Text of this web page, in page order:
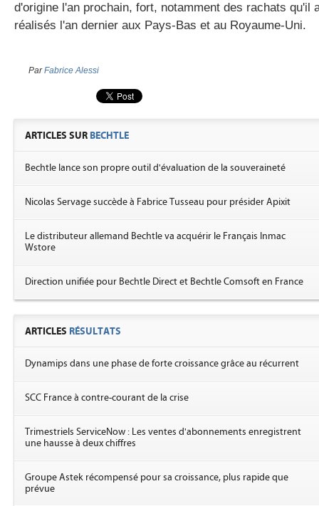
d'origine l'an prochain, fort, notamment des rachats qu'il
réalisés l'an dernier aux Pays-Bas et au Royaume-Uni.
ParFabrice Alessi
ARTICLES SUR BECHTLE
Bechtle lance son propre outil d'évaluation de la souveraineté
Nicolas Servage succède à Fabrice Tusseau pour présider Apixit
Le distributeur allemand Bechtle va acquérir le Français Inmac
Wstore
Direction unifiée pour Bechtle Direct et Bechtle Comsoft en France
ARTICLES RÉSULTATS
Dynamips dans une phase de forte croissance grâce au récurrent
SCC France à contre-courant de la crise
Trimestriels ServiceNow : Les ventes d'abonnements enregistrent
une hausse à deux chiffres
Groupe Astek récompensé pour sa croissance, plus rapide que
prévue